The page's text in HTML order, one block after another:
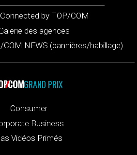
by TOP/COM
des agences
NEWS (bannières/habillage)
GRAND PRIX
Consumer
Business
Vidéos Primés